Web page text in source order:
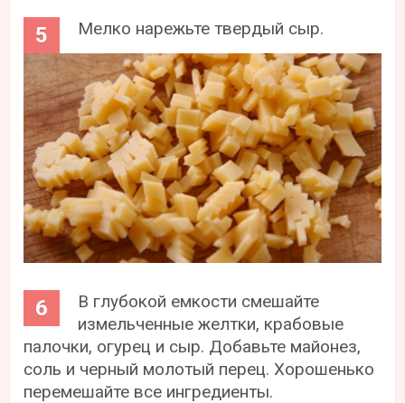
Мелко нарежьте твердый сыр.
В глубокой емкости смешайте
измельченные желтки, крабовые
палочки, огурец и сыр. Добавьте майонез,
соль и черный молотый перец. Хорошенько
перемешайте все ингредиенты.